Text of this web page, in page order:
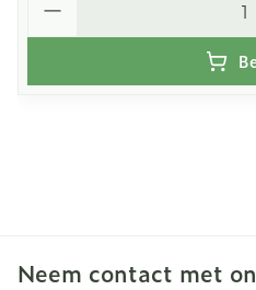
Neem contact met